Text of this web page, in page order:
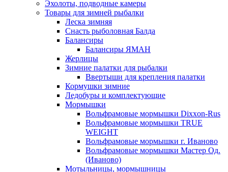
Эхолоты, подводные камеры
Товары для зимней рыбалки
Леска зимняя
Снасть рыболовная Балда
Балансиры
Балансиры ЯМАН
Жерлицы
Зимние палатки для рыбалки
Ввертыши для крепления палатки
Кормушки зимние
Ледобуры и комплектующие
Мормышки
Вольфрамовые мормышки Dixxon-Rus
Вольфрамовые мормышки TRUE
WEIGHT
Вольфрамовые мормышки г. Иваново
Вольфрамовые мормышки Мастер Од.
(Иваново)
Мотыльницы, мормышницы